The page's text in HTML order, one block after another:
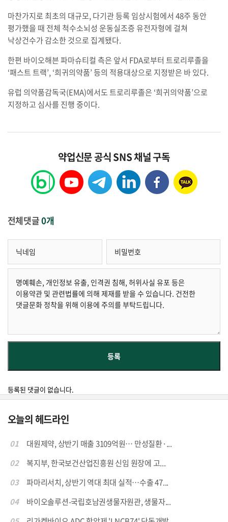
마찬가지로 최초의 대규모, 다기관 등록 임상시험에서 48주 동안
평가했을 때 전체 척수소뇌성 운동실조증 유전자형에 걸쳐
낙상건수가 감소한 것으로 집계됐다.
한편 바이오해븐 파마슈티컬 측은 앞서 FDA로부터 트로리루졸을
‘패스트 트랙’, ‘희귀의약품’ 등의 적용대상으로 지정받은 바 있다.
유럽 의약품감독국(EMA)에서도 트로리루졸은 ‘희귀의약품’으로
지정하고 심사를 진행 중이다.
약업신문 공식 SNS 채널 구독
전체댓글0개
등록된 댓글이 없습니다.
오늘의 헤드라인
01
대원제약, 상반기 매출 3109억원… 만성질환·...
02
복지부, 한국보건산업진흥원 신임 원장에 고...
03
파마리서치, 상반기 역대 최대 실적…수출 47...
04
바이오솔루션-국립호남권생물자원관, 생물자...